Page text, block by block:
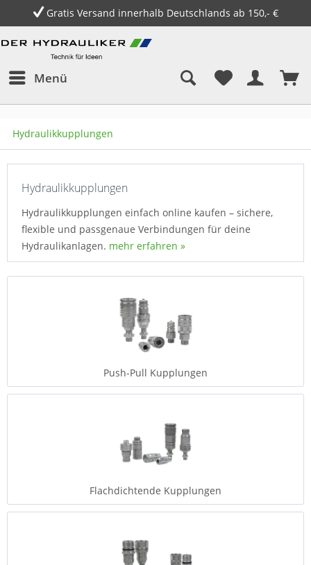
Gratis Versand innerhalb Deutschlands ab 150,- €
Menü
Hydraulikkupplungen
Hydraulikkupplungen
Hydraulikkupplungen einfach online kaufen – sichere,
flexible und passgenaue Verbindungen für deine
Hydraulikanlagen. mehr erfahren »
Push-Pull Kupplungen
Flachdichtende Kupplungen